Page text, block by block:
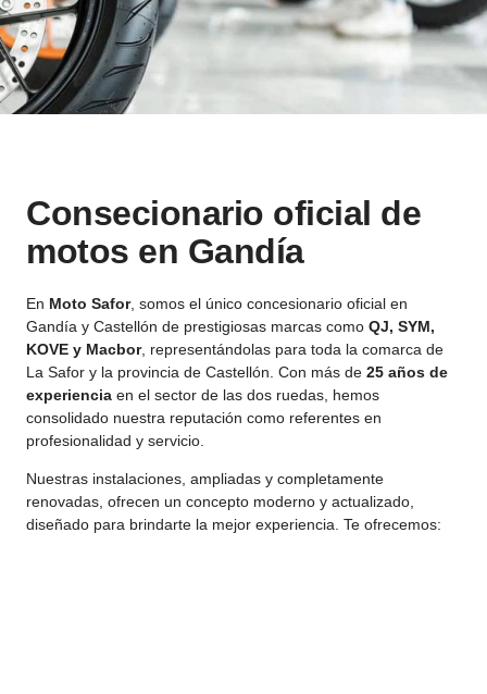
Consecionario oficial de
motos en Gandía
En Moto Safor, somos el único concesionario oficial en
Gandía y Castellón de prestigiosas marcas como QJ, SYM,
KOVE y Macbor, representándolas para toda la comarca de
La Safor y la provincia de Castellón. Con más de 25 años de
experiencia en el sector de las dos ruedas, hemos
consolidado nuestra reputación como referentes en
profesionalidad y servicio.
Nuestras instalaciones, ampliadas y completamente
renovadas, ofrecen un concepto moderno y actualizado,
diseñado para brindarte la mejor experiencia. Te ofrecemos: